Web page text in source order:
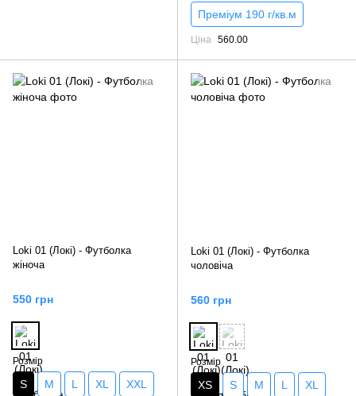
Преміум 190 г/кв.м
Ціна 560.00
Loki 01 (Локі) - Футболка
жіноча
550 грн
Розмір
S M L XL XXL
Loki 01 (Локі) - Футболка
чоловіча
560 грн
Розмір
XS S M L XL